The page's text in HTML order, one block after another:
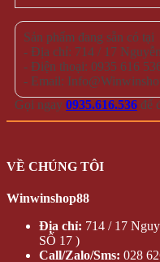
Sản phẩm đang sẵn có tại
- Địa chỉ: 714 / 17
- Điện thoại: 0935 616
- Email:
Gọi ngay 0935.616.536 để
VỀ CHÚNG TÔI
Winwinshop88
Địa chỉ: 714 / 17
SỐ 17 )
Call/Zalo/Sms: 028